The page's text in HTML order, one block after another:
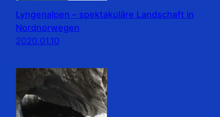
Lyngenalpen – spektakuläre Landschaft in
Nordnorwegen
2020.01.10